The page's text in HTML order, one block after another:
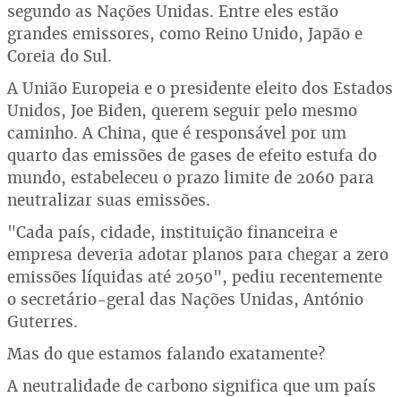
segundo as Nações Unidas. Entre eles estão
grandes emissores, como Reino Unido, Japão e
Coreia do Sul.
A União Europeia e o presidente eleito dos Estados
Unidos, Joe Biden, querem seguir pelo mesmo
caminho. A China, que é responsável por um
quarto das emissões de gases de efeito estufa do
mundo, estabeleceu o prazo limite de 2060 para
neutralizar suas emissões.
"Cada país, cidade, instituição financeira e
empresa deveria adotar planos para chegar a zero
emissões líquidas até 2050", pediu recentemente
o secretário-geral das Nações Unidas, António
Guterres.
Mas do que estamos falando exatamente?
A neutralidade de carbono significa que um país